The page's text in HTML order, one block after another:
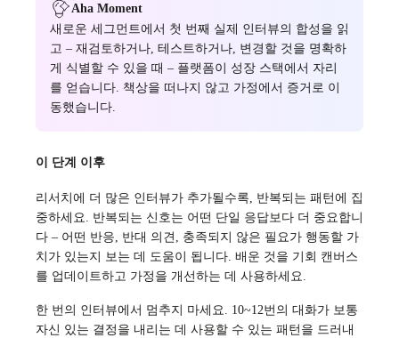
Aha Moment
새로운 세그먼트에서 첫 번째 실제 인터뷰의 합성을 읽
고 – 재검토하거나, 테스트하거나, 변경할 것을 명확하
게 식별할 수 있을 때 – 플랫폼이 성장 스택에서 자리
를 얻습니다. 책상을 떠나지 않고 가정에서 증거로 이
동했습니다.
이 단계 이후
리서치에 더 많은 인터뷰가 추가될수록, 반복되는 패턴에 집
중하세요. 반복되는 신호는 어떤 단일 응답보다 더 중요합니
다 – 어떤 반응, 반대 의견, 충족되지 않은 필요가 행동할 가
치가 있는지 보는 데 도움이 됩니다. 배운 것을 기회 캔버스
를 업데이트하고 가정을 개선하는 데 사용하세요.
한 번의 인터뷰에서 멈추지 마세요. 10~12번의 대화가 보통
자신 있는 결정을 내리는 데 사용할 수 있는 패턴을 드러내